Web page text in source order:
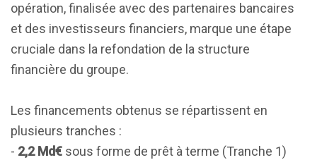
opération, finalisée avec des partenaires bancaires
et des investisseurs financiers, marque une étape
cruciale dans la refondation de la structure
financière du groupe.
Les financements obtenus se répartissent en
plusieurs tranches :
- 2,2 Md€ sous forme de prêt à terme (Tranche 1)